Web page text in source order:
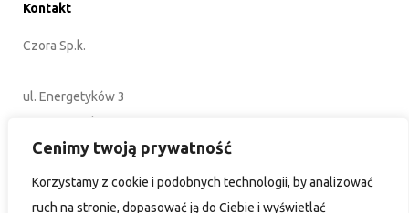
Cenimy twoją prywatność
Korzystamy z cookie i podobnych technologii, by analizować
ruch na stronie, dopasować ją do Ciebie i wyświetlać
Kontakt
Czora Sp.k.
ul. Energetyków 3
45-920 Opole
POLSKA
+48 77 402 35 76